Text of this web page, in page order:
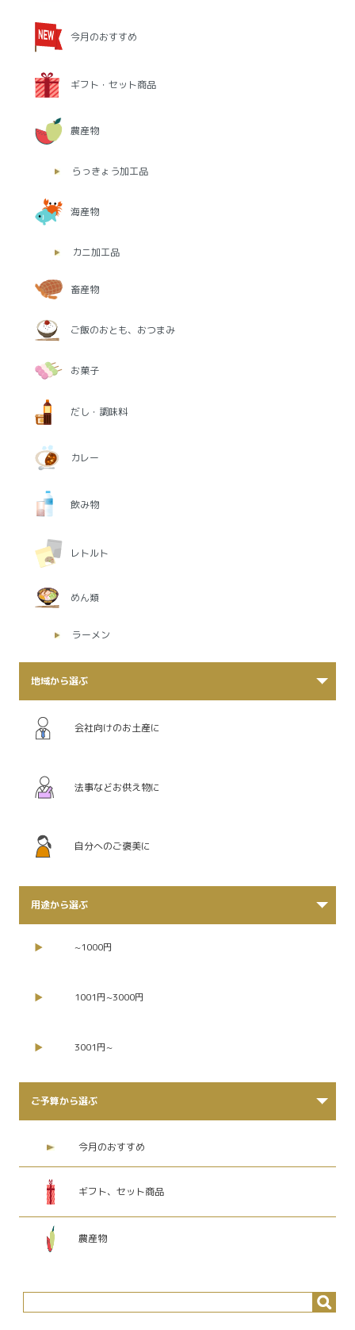
今月のおすすめ
ギフト・セット商品
農産物
らっきょう加工品
海産物
カニ加工品
畜産物
ご飯のおとも、おつまみ
お菓子
だし・調味料
カレー
飲み物
レトルト
めん類
ラーメン
地域から選ぶ
会社向けのお土産に
法事などお供え物に
自分へのご褒美に
用途から選ぶ
~1000円
1001円~3000円
3001円~
ご予算から選ぶ
今月のおすすめ
ギフト、セット商品
農産物